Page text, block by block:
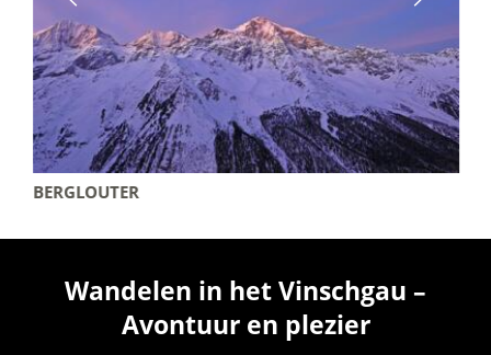
BERGLOUTER
Wandelen in het Vinschgau –
Avontuur en plezier